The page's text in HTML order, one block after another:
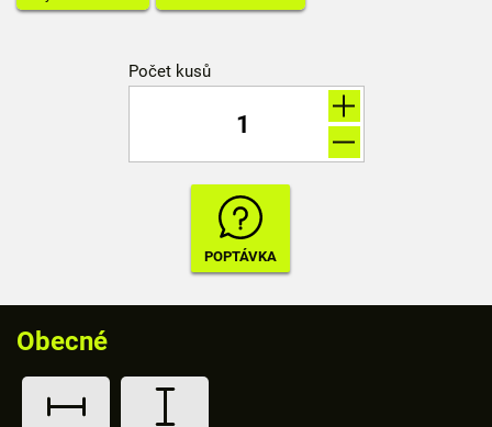
Počet kusů
Obecné